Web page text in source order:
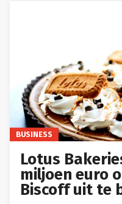
BUSINESS
Lotus
miljoen euro
Biscoff uit te